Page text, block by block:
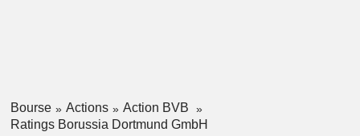
Bourse Actions
Action BVB
Ratings Borussia Dortmund GmbH